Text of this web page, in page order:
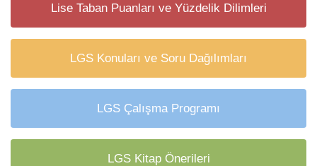
Lise Taban Puanları ve Yüzdelik Dilimleri
LGS Konuları ve Soru Dağılımları
LGS Çalışma Programı
LGS Kitap Önerileri